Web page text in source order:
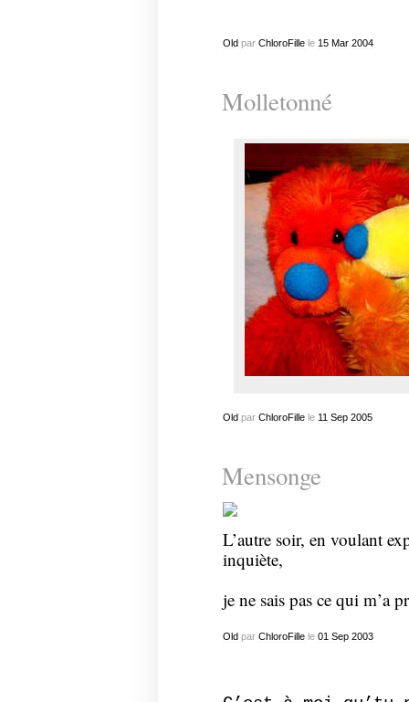
Oldpar ChloroFillele 15 Mar 2004
Molletonné
Old par ChloroFillele 11 Sep 2005
Mensonge
L’autre soir, en voulant
inquiète,
je ne sais pas ce qui m’a
Oldpar ChloroFillele 01 Sep 2003